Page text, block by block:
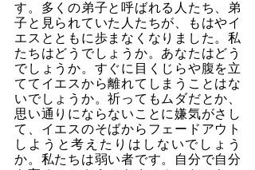
す。多くの弟子と呼ばれる人たち、弟
子と見られていた人たちが、もはやイ
エスとともに歩まなくなりました。私
たちはどうでしょうか。あなたはどう
でしょうか。すぐに目くじらや腹を立
ててイエスから離れてしまうことはな
いでしょうか。祈ってもムダだとか、
思い通りにならないことに嫌気がさし
て、イエスのそばからフェードアウト
しようと考えたりはしないでしょう
か。私たちは弱い者です。自分で自分